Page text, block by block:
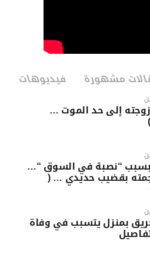
مشهورة فيديوهات
إلى حد الموت …
بسبب “نصبة في السوق “…
بقضيب حديدي … (
بمنزل يتسبب في وفاة